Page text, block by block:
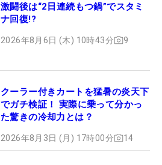
激闘後は“2日連続もつ鍋”でスタミ
ナ回復!?
2026年8月6日 (木) 10時43分 9
クーラー付きカートを猛暑の炎天下
でガチ検証！ 実際に乗って分かっ
た驚きの冷却力とは？
2026年8月3日 (月) 17時00分 14